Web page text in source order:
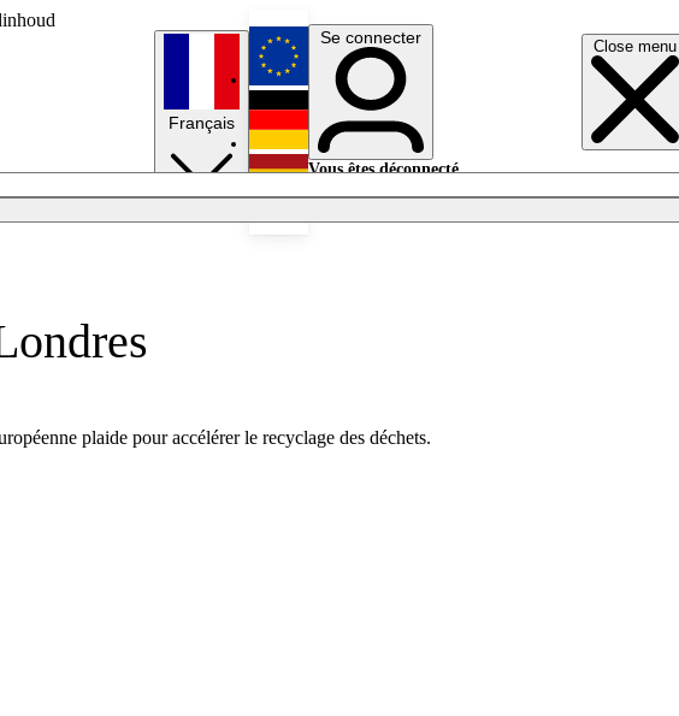
Close menu
Français
English
Deutsch
Se connecter
Vous êtes déconnecté.
plaide pour accélérer le recyclage des déchets.